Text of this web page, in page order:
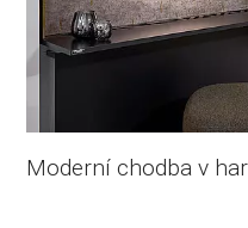
Moderní chodba v